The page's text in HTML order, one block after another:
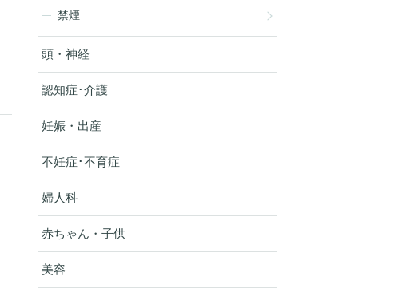
禁煙
頭・神経
認知症･介護
妊娠・出産
不妊症･不育症
婦人科
赤ちゃん・子供
美容